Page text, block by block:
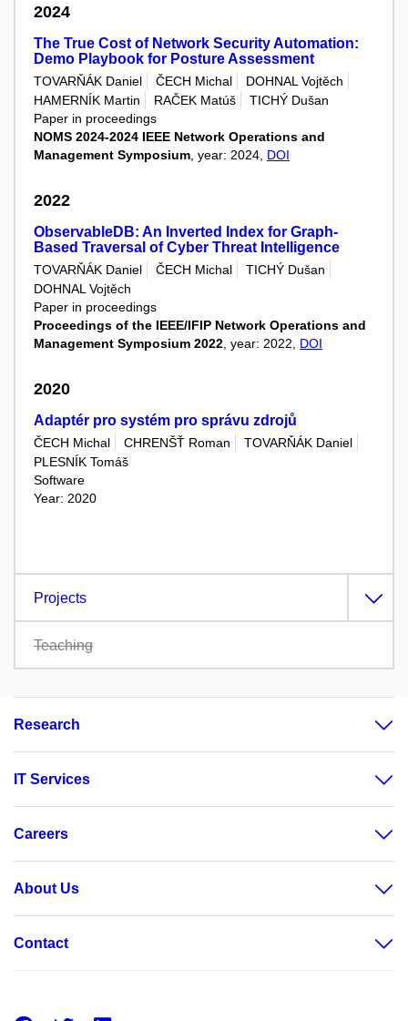
2024
The True Cost of Network Security Automation:
Demo Playbook for Posture Assessment
TOVARŇÁK Daniel ČECH Michal
DOHNAL Vojtěch
HAMERNÍK Martin
RAČEK Matúš
TICHÝ Dušan
Paper in proceedings
NOMS 2024-2024 IEEE Network Operations and
Management Symposium, year: 2024, DOI
2022
ObservableDB: An Inverted Index for Graph-
Based Traversal of Cyber Threat Intelligence
TOVARŇÁK Daniel ČECH Michal
TICHÝ Dušan
DOHNAL Vojtěch
Paper in proceedings
Proceedings of the IEEE/IFIP Network Operations and
Management Symposium 2022, year: 2022, DOI
2020
Adaptér pro systém pro správu zdrojů
ČECH Michal CHRENŠŤ Roman
TOVARŇÁK Daniel
PLESNÍK Tomáš
Software
Year: 2020
Projects
Teaching
Research
IT Services
Careers
About Us
Contact